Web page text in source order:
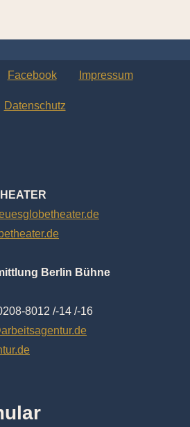
Facebook Impressum
Datenschutz
Berlin Bühne
8012 /-14 /-16